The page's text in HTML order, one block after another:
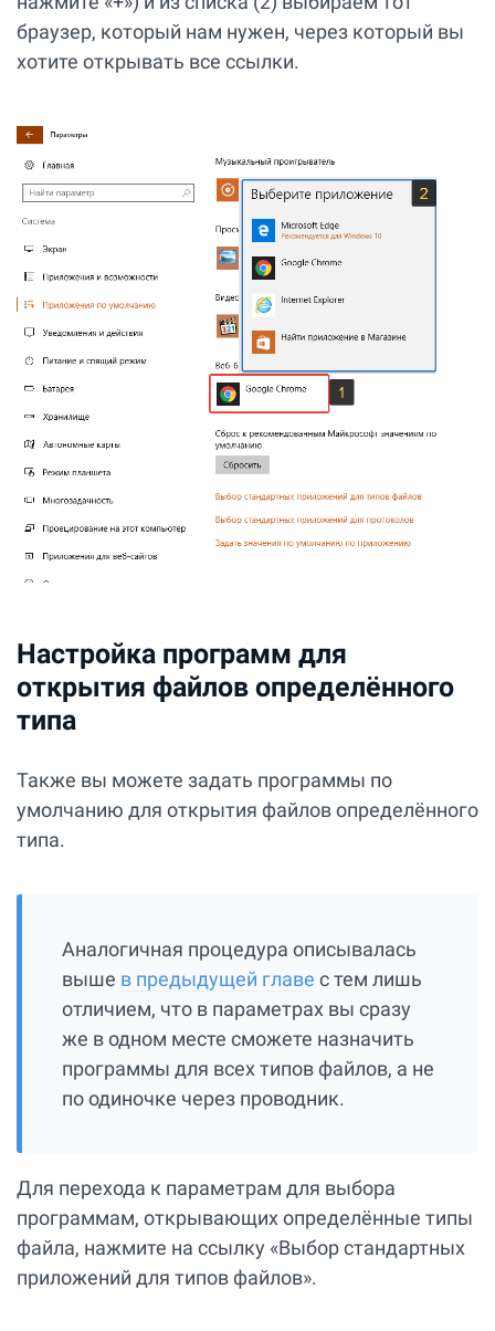
браузер, который нам нужен, через который вы
хотите открывать все ссылки.
Настройка программ для
открытия файлов определённого
типа
Также вы можете задать программы по
умолчанию для открытия файлов определённого
типа.
Аналогичная процедура описывалась
выше в предыдущей главе с тем лишь
отличием, что в параметрах вы сразу
же в одном месте сможете назначить
программы для всех типов файлов, а не
по одиночке через проводник.
Для перехода к параметрам для выбора
программам, открывающих определённые типы
файла, нажмите на ссылку «Выбор стандартных
приложений для типов файлов».